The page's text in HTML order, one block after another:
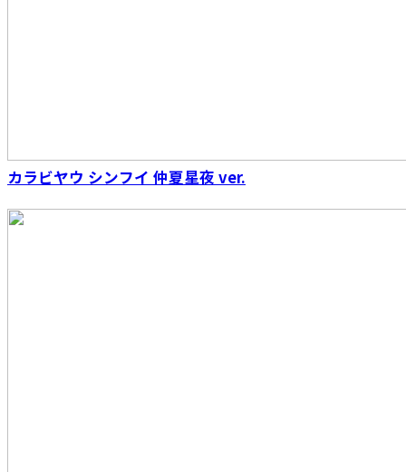
ROBOT魂 ＜SIDE MS＞ 機動戦士ガンダム 連邦
軍武器セット ver. A.N.I.M.E.
カラビヤウ シンフイ 仲夏星夜 ver.